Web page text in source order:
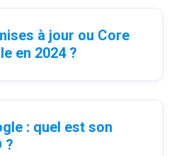
à jour ou Core
en 2024 ?
: quel est son
?